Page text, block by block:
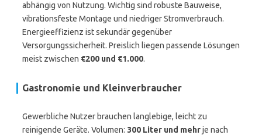
abhängig von Nutzung. Wichtig sind robuste Bauweise,
vibrationsfeste Montage und niedriger Stromverbrauch.
Energieeffizienz ist sekundär gegenüber
Versorgungssicherheit. Preislich liegen passende Lösungen
meist zwischen €200 und €1.000.
Gastronomie und Kleinverbraucher
Gewerbliche Nutzer brauchen langlebige, leicht zu
reinigende Geräte. Volumen: 300 Liter und mehrje nach